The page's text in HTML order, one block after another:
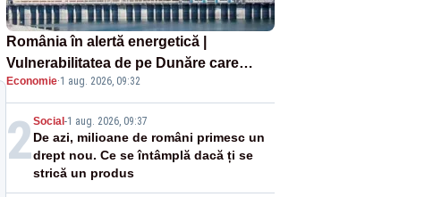
România în alertă energetică |
Vulnerabilitatea de pe Dunăre care
pune în pericol Centrala Cernavodă era
cunoscută de pe vremea lui Ceaușescu
Economie·1 aug. 2026, 09:32
2Social-1 aug. 2026, 09:37
De azi, milioane de români primesc un
drept nou. Ce se întâmplă dacă ți se
strică un produs